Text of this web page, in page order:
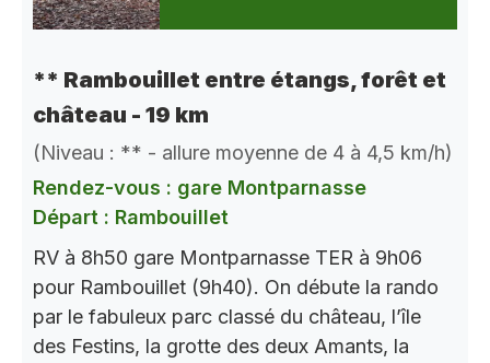
** Rambouillet entre étangs, forêt et
château - 19 km
(Niveau : ** - allure moyenne de 4 à 4,5 km/h)
Rendez-vous : gare Montparnasse
Départ : Rambouillet
RV à 8h50 gare Montparnasse TER à 9h06
pour Rambouillet (9h40). On débute la rando
par le fabuleux parc classé du château, l’île
des Festins, la grotte des deux Amants, la